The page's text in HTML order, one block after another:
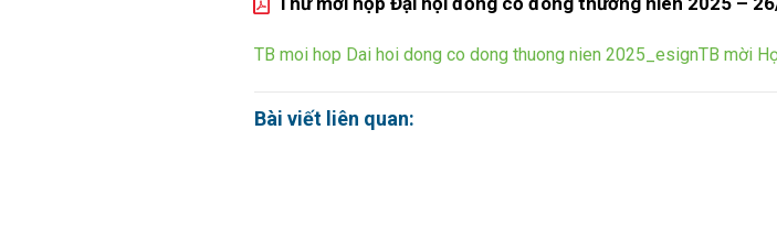
TB moi hop Dai hoi dong co dong thuong nien 2025_esignTB mời
Bài viết liên quan: